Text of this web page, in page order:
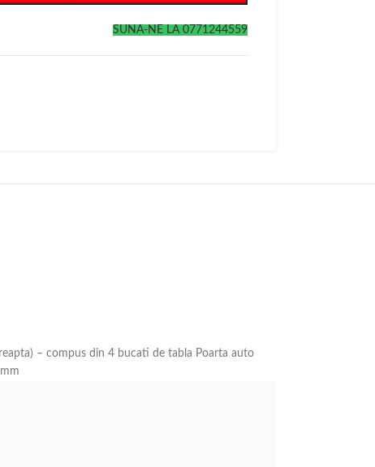
SUNA-NE LA 0771244559
– compus din 4 bucati de tabla Poarta auto